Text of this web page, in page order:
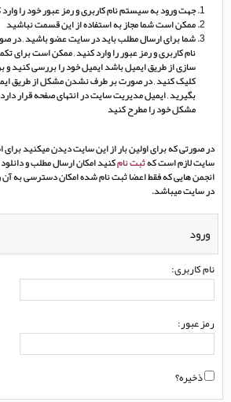
جهت ورود به سیستم نام کاربری و رمز عبور خود را
ممکن است شما مجاز به استفاده از این قسمت نباشید
شما برای ارسال مطلب باید در سایت عضو باشید , در
نام کاربری و رمز عبور را وارد کنید , ممکن است برای
سازی از طریق ایمیل باشد ایمیل خود را بررسی کنید و
کلیک کنید , در صورت بر طرف نشدن مشکل از طریق
بگیرید , ایمیل مدیریت سایت در انتهای صفحه قرار
مشکل خود را مطرح کنید
در صورتی که برای اولین بار از این سایت دیدن میکنید برای
سایت لازم است کهثبت نامکنید امکان ارسال مطلب و
انجمن هایی که فقط اعضا ثبت نام شده امکان دسترسی به آن
در سایت میباشد.
ورود
نام کاربری:
رمز عبور:
ذخیره؟